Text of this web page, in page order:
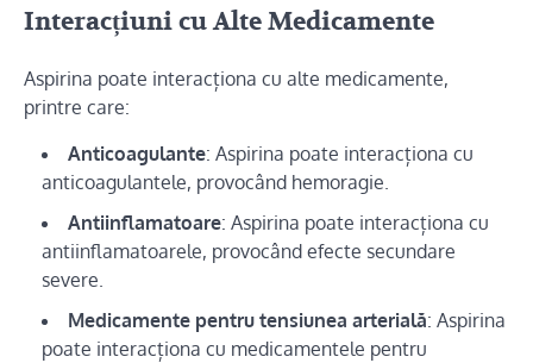
Interacțiuni cu Alte Medicamente
Aspirina poate interacționa cu alte medicamente,
printre care:
Anticoagulante: Aspirina poate interacționa cu
anticoagulantele, provocând hemoragie.
Antiinflamatoare: Aspirina poate interacționa cu
antiinflamatoarele, provocând efecte secundare
severe.
Medicamente pentru tensiunea arterială: Aspirina
poate interacționa cu medicamentele pentru